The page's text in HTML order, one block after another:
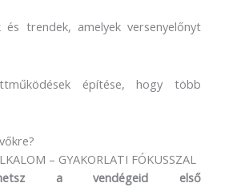
és trendek, amelyek versenyelőnyt
építése, hogy több
– GYAKORLATI FÓKUSSZAL
a vendégeid első